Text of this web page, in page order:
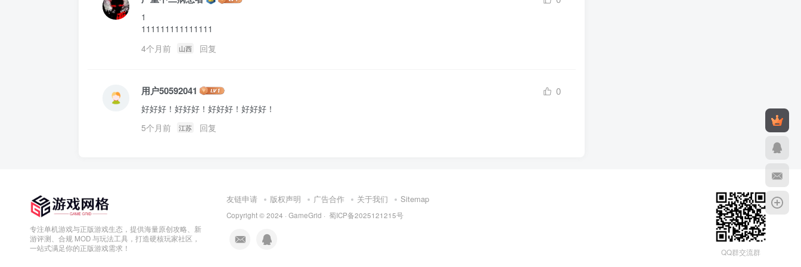
1
111111111111111
4个月前
山西 回复
用户50592041 0
好好好！好好好！好好好！好好好！
5个月前
江苏 回复
专注单机游戏与正版游戏生态，提供海量原创攻略、新
游评测、合规 MOD 与玩法工具，打造硬核玩家社区，
一站式满足你的正版游戏需求！
友链申请 版权声明 广告合作 关于我们 Sitemap
Copyright © 2024 · GameGrid · 蜀ICP备2025121215号
QQ群交流群